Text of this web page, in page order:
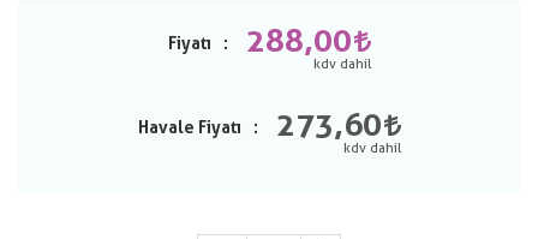
Fiyatı 288,00
Havale Fiyatı 273,60